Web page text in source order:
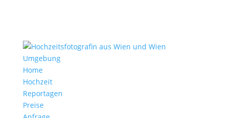
Home
Hochzeit
Reportagen
Preise